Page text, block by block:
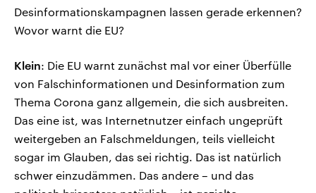
Desinformationskampagnen lassen gerade erkennen?
Wovor warnt die EU?
Klein: Die EU warnt zunächst mal vor einer Überfülle
von Falschinformationen und Desinformation zum
Thema Corona ganz allgemein, die sich ausbreiten.
Das eine ist, was Internetnutzer einfach ungeprüft
weitergeben an Falschmeldungen, teils vielleicht
sogar im Glauben, das sei richtig. Das ist natürlich
schwer einzudämmen. Das andere – und das